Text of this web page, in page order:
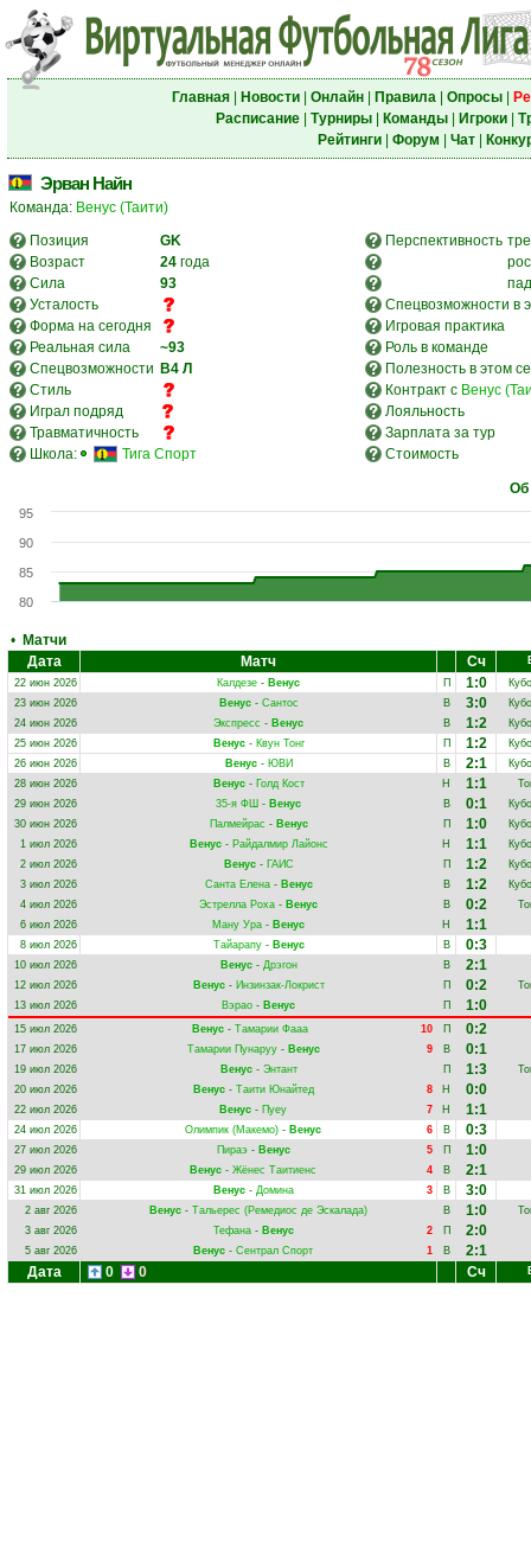
Главная| Новости| Онлайн| Правила| Опросы|
Расписание| Турниры| Команды| Игроки|
Рейтинги| Форум Чат|
Эрван Найн
Команда: Венус (Таити)
Позиция
GK Перспективность
Возраст
24 года
Сила
93
Усталость
Спецвозможности в
Форма на сегодня
Игровая практика
Реальная сила
~93
Роль в команде
Спецвозможности В4 Л
Полезность в этом
Стиль
Контракт с Венус
Играл подряд
Лояльность
Травматичность
Зарплата за тур
Школа:
Тига Спорт Стоимость
Об
80
85
90
95
• Матчи
Дата
Матч Сч
22 июн 2026
Калдезе - Венус П 1:0
23 июн 2026
Венус- Сантос В 3:0
24 июн 2026
Экспресс - Венус В 1:2
25 июн 2026
Венус- Квун Тонг П 1:2
26 июн 2026
Венус- ЮВИ В 2:1
28 июн 2026
Венус- Голд Кост Н 1:1
29 июн 2026
35-я ФШ - Венус В 0:1
30 июн 2026
Палмейрас - Венус П 1:0
1 июл 2026
Венус- Райдалмир Лайонс Н 1:1
2 июл 2026
Венус- ГАИС П 1:2
3 июл 2026
Санта Елена- Венус В 1:2
4 июл 2026
Эстрелла Роха - Венус В 0:2
6 июл 2026
Ману Ура - Венус Н 1:1
8 июл 2026 Тайарапу- Венус В 0:3
10 июл 2026 Венус- Дрэгон В 2:1
12 июл 2026 Венус- Инзинзак-Локрист П 0:2
13 июл 2026
Вэрао - Венус П 1:0
15 июл 2026 10
Венус - Тамарии Фааа П 0:2
17 июл 2026 9
Тамарии Пунаруу- Венус В 0:1
19 июл 2026 Венус- Энтант П 1:3
20 июл 2026
8
Венус- Таити Юнайтед Н 0:0
22 июл 2026 7
Венус - Пуеу Н 1:1
24 июл 2026 6
Олимпик (Макемо) - Венус В 0:3
27 июл 2026 5
Пираэ- Венус П 1:0
29 июл 2026 4
Венус - Жёнес Таитиенс В 2:1
31 июл 2026 3
Венус- Домина В 3:0
2 авг 2026 Венус - Тальерес (Ремедиос де Эскалада) В 1:0
3 авг 2026
2
Тефана- Венус П 2:0
5 авг 2026 1
Венус - Сентрал Спорт В
2:1
Дата
0 0 Сч